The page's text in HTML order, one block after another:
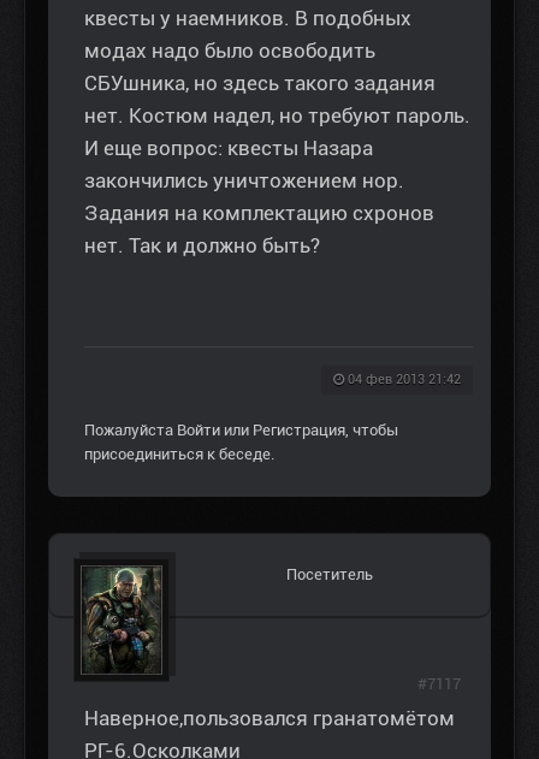
квесты у наемников. В подобных
модах надо было освободить
СБУшника, но здесь такого задания
нет. Костюм надел, но требуют пароль.
И еще вопрос: квесты Назара
закончились уничтожением нор.
Задания на комплектацию схронов
нет. Так и должно быть?
04 фев 2013 21:42
Пожалуйста Войти или Регистрация, чтобы
присоединиться к беседе.
Посетитель
Наверное,пользовался гранатомётом
РГ-6.Осколками
#7117